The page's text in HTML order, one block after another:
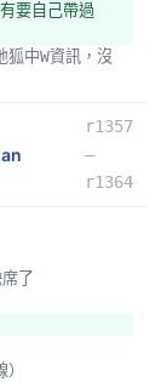
）
連線）
自己帶過
r1357
–
r1364
了